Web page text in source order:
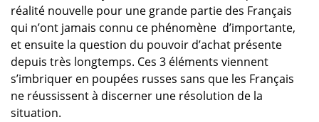
réalité nouvelle pour une grande partie des Français
qui n’ont jamais connu ce phénomène d’importante,
et ensuite la question du pouvoir d’achat présente
depuis très longtemps. Ces 3 éléments viennent
s’imbriquer en poupées russes sans que les Français
ne réussissent à discerner une résolution de la
situation.